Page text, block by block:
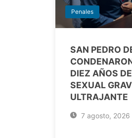
Penales
SAN PEDRO
DIEZ AÑOS
SEXUAL
ULTRAJANTE
7 agosto, 2026